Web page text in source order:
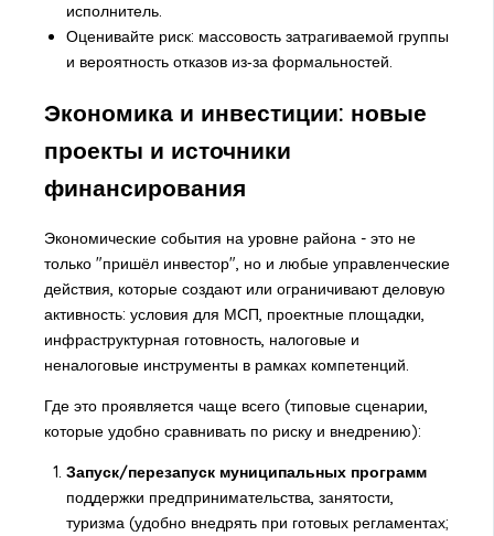
исполнитель.
Оценивайте риск: массовость затрагиваемой группы
и вероятность отказов из‑за формальностей.
Экономика и инвестиции: новые
проекты и источники
финансирования
Экономические события на уровне района - это не
только "пришёл инвестор", но и любые управленческие
действия, которые создают или ограничивают деловую
активность: условия для МСП, проектные площадки,
инфраструктурная готовность, налоговые и
неналоговые инструменты в рамках компетенций.
Где это проявляется чаще всего (типовые сценарии,
которые удобно сравнивать по риску и внедрению):
Запуск/перезапуск муниципальных программ
поддержки предпринимательства, занятости,
туризма (удобно внедрять при готовых регламентах;